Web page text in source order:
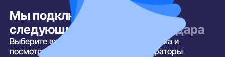
Мы подключаем интернет в
следующих районах
Краснодара
Выберите ваш район, улицу и номер дома и
посмотрите, какие провайдеры и операторы